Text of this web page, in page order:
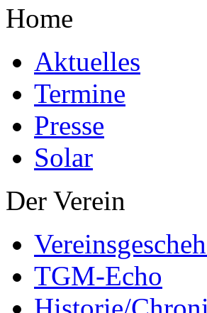
Home
Aktuelles
Termine
Presse
Solar
Der Verein
TGM-Echo